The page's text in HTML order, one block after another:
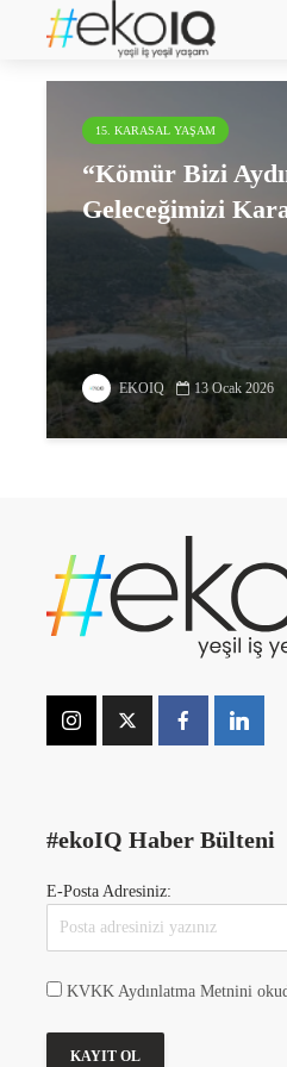
Kayaderesi
15. KARASAL YAŞAM
“Kömür Bizi
Geleceğimizi
EKOIQ 13 Ocak 2026
#ekoIQ Haber Bülteni
E-Posta Adresiniz:
KVKK Aydınlatma Metnini